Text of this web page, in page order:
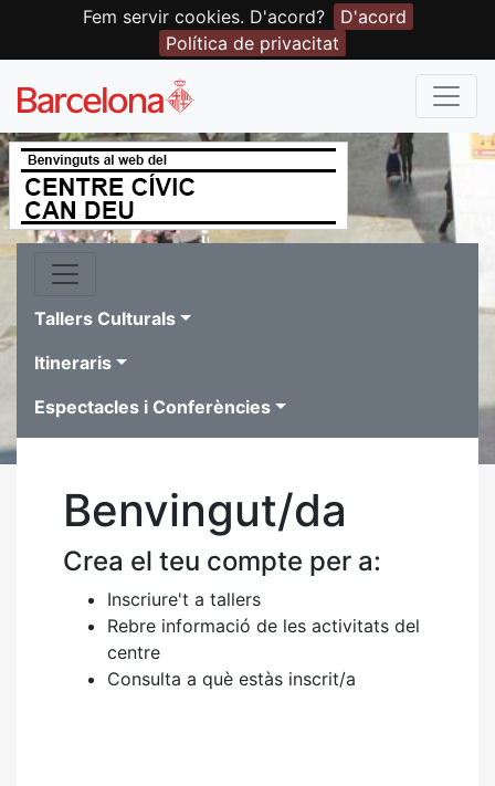
Fem servir cookies. D'acord?
D'acord
Política de privacitat
Tallers Culturals
Itineraris
Espectacles i Conferències
Benvingut/da
Crea el teu compte per a:
Inscriure't a tallers
Rebre informació de les activitats del
centre
Consulta a què estàs inscrit/a